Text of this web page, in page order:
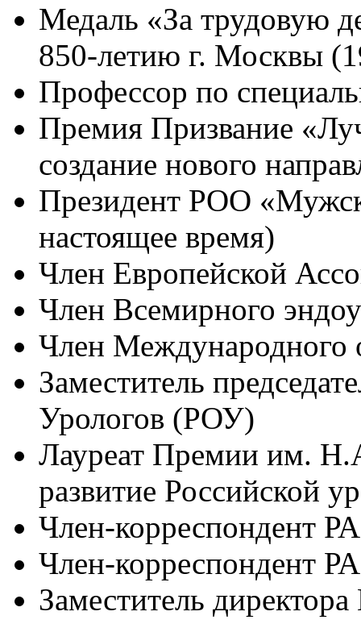
Медаль «За трудовую
850-летию г. Москвы
Профессор по
Премия Призвание
создание нового
Президент РОО
настоящее время)
Член Европейской
Член Всемирного
Член Международного
Заместитель
Урологов (РОУ)
Лауреат Премии им.
развитие Российской
Член-корреспондент
Член-корреспондент
Заместитель